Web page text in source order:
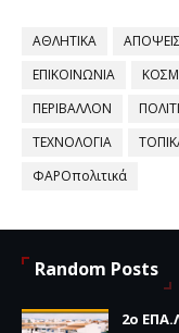
ΑΘΛΗΤΙΚΑ ΑΠΟΨΕΙΣ
ΕΠΙΚΟΙΝΩΝΙΑ
ΠΕΡΙΒΑΛΛΟΝ
ΤΕΧΝΟΛΟΓΙΑ
ΦΑΡΟπολιτικά
Random Posts
2ο